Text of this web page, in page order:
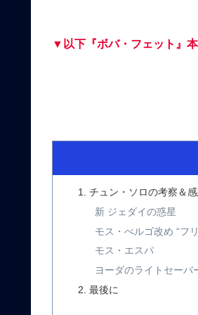
▼以下『ボバ・フェット』
チュン・ソロの考察＆
新 ジェダイの惑星
モス・ぺルゴ改め “フ
モス・エスパ
ヨーダのライトセーバ
最後に